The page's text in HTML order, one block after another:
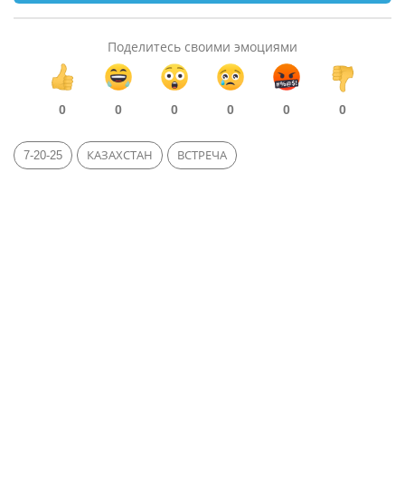
Поделитесь своими эмоциями
0 0 0 0 0 0
7-20-25 КАЗАХСТАН ВСТРЕЧА